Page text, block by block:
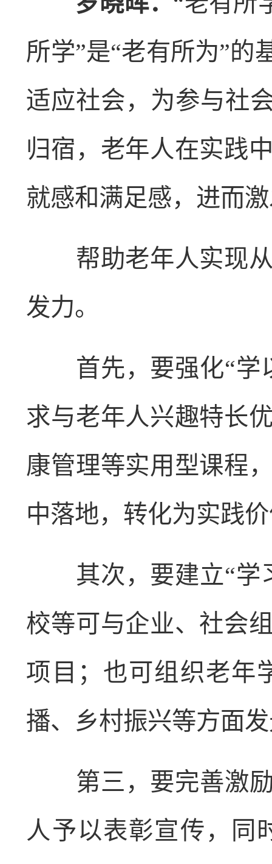
所学”是“老有所为”的
适应社会，为参与社
归宿，老年人在实践
就感和满足感，进而
帮助老年人实现从
发力。
首先，要强化“学
求与老年人兴趣特长
康管理等实用型课程
中落地，转化为实践
其次，要建立“学
校等可与企业、社会
项目；也可组织老年
播、乡村振兴等方面
第三，要完善激励
人予以表彰宣传，同